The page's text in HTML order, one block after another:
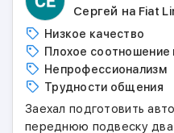
Сергей на Fiat
Низкое качество
Плохое соотношение
Непрофессионализм
Трудности общения
Заехал подготовить
переднюю подвеску два